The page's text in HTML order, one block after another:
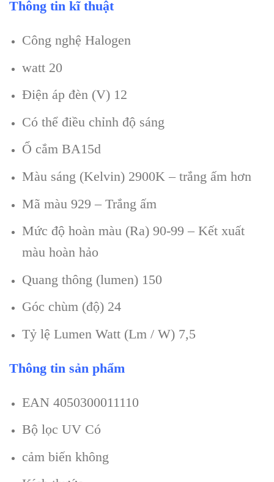
Thông tin kĩ thuật
Công nghệ Halogen
watt 20
Điện áp đèn (V) 12
Có thể điều chỉnh độ sáng
Ổ cắm BA15d
Màu sáng (Kelvin) 2900K – trắng ấm hơn
Mã màu 929 – Trắng ấm
Mức độ hoàn màu (Ra) 90-99 – Kết xuất
màu hoàn hảo
Quang thông (lumen) 150
Góc chùm (độ) 24
Tỷ lệ Lumen Watt (Lm / W) 7,5
Thông tin sản phẩm
EAN 4050300011110
Bộ lọc UV Có
cảm biến không